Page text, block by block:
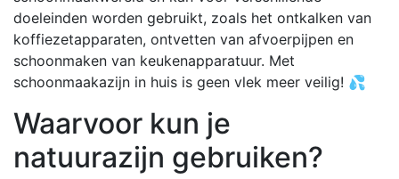
doeleinden worden gebruikt, zoals het ontkalken van
koffiezetapparaten, ontvetten van afvoerpijpen en
schoonmaken van keukenapparatuur. Met
schoonmaakazijn in huis is geen vlek meer veilig! 💦
Waarvoor kun je
natuurazijn gebruiken?